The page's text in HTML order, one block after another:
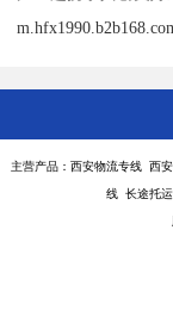
主营产品：西安物流专线 西
线 长途托